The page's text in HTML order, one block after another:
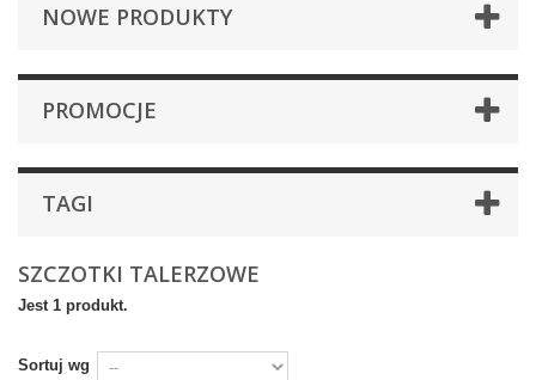
NOWE PRODUKTY
PROMOCJE
TAGI
SZCZOTKI TALERZOWE
Jest 1 produkt.
Sortuj wg